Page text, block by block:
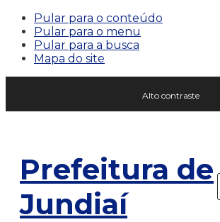
Pular para o conteúdo
Pular para o menu
Pular para a busca
Mapa do site
Alto contraste
Prefeitura de
Jundiaí